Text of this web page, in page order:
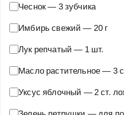
Чеснок— 3 зубчика
Имбирь свежий — 20 г
Лук репчатый — 1 шт.
Масло растительное— 3
Уксус яблочный — 2 ст.